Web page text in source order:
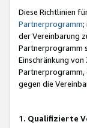
Diese Richtlinien
Partnerprogramm;
der Vereinbarung
Partnerprogramm
Einschränkung
Partnerprogramm,
gegen die
1. Qualifizierte